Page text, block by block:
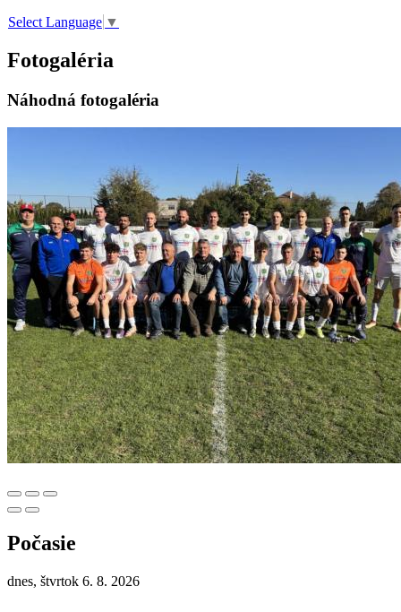
Select Language ▼
Fotogaléria
Náhodná fotogaléria
Počasie
dnes, štvrtok 6. 8. 2026